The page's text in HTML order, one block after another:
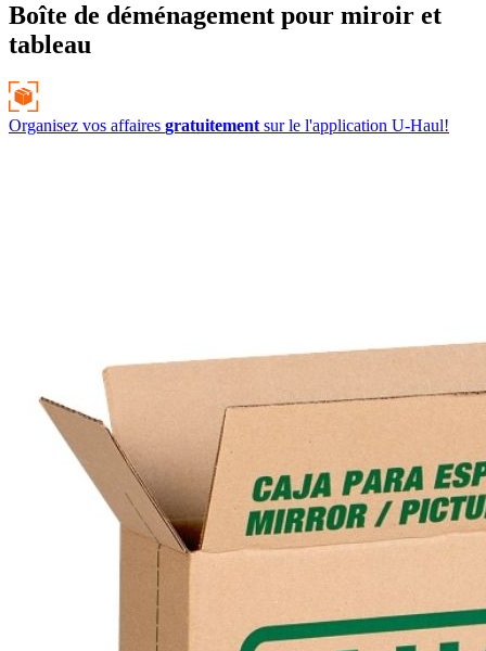
Boîte de déménagement pour miroir et
tableau
Organisez vos affaires gratuitement sur le l'application U-Haul!